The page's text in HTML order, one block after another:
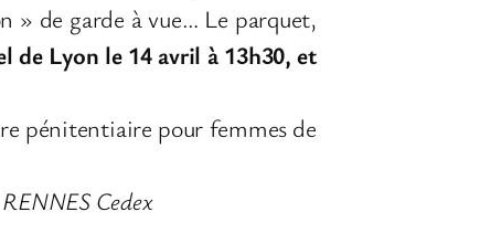
» de garde à vue… Le parquet,
de Lyon le 14 avril à 13h30, et
pénitentiaire pour femmes de
Cedex